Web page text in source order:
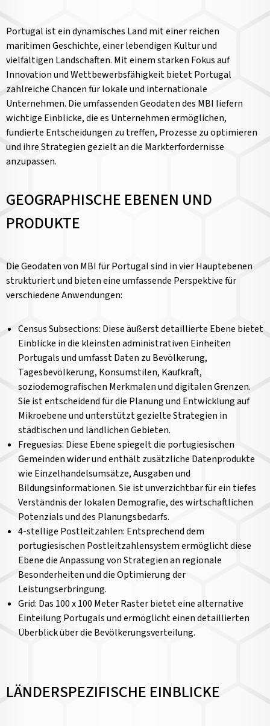
Portugal ist ein dynamisches Land mit einer reichen
maritimen Geschichte, einer lebendigen Kultur und
vielfältigen Landschaften. Mit einem starken Fokus auf
Innovation und Wettbewerbsfähigkeit bietet Portugal
zahlreiche Chancen für lokale und internationale
Unternehmen. Die umfassenden Geodaten des MBI liefern
wichtige Einblicke, die es Unternehmen ermöglichen,
fundierte Entscheidungen zu treffen, Prozesse zu optimieren
und ihre Strategien gezielt an die Markterfordernisse
anzupassen.
GEOGRAPHISCHE EBENEN UND
PRODUKTE
Die Geodaten von MBI für Portugal sind in vier Hauptebenen
strukturiert und bieten eine umfassende Perspektive für
verschiedene Anwendungen:
Census Subsections: Diese äußerst detaillierte Ebene bietet
Einblicke in die kleinsten administrativen Einheiten
Portugals und umfasst Daten zu Bevölkerung,
Tagesbevölkerung, Konsumstilen, Kaufkraft,
soziodemografischen Merkmalen und digitalen Grenzen.
Sie ist entscheidend für die Planung und Entwicklung auf
Mikroebene und unterstützt gezielte Strategien in
städtischen und ländlichen Gebieten.
Freguesias: Diese Ebene spiegelt die portugiesischen
Gemeinden wider und enthält zusätzliche Datenprodukte
wie Einzelhandelsumsätze, Ausgaben und
Bildungsinformationen. Sie ist unverzichtbar für ein tiefes
Verständnis der lokalen Demografie, des wirtschaftlichen
Potenzials und des Planungsbedarfs.
4-stellige Postleitzahlen: Entsprechend dem
portugiesischen Postleitzahlensystem ermöglicht diese
Ebene die Anpassung von Strategien an regionale
Besonderheiten und die Optimierung der
Leistungserbringung.
Grid: Das 100 x 100 Meter Raster bietet eine alternative
Einteilung Portugals und ermöglicht einen detaillierten
Überblick über die Bevölkerungsverteilung.
LÄNDERSPEZIFISCHE EINBLICKE